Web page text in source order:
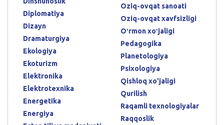
Diplomatiya
Dizayn
Dramaturgiya
Ekologiya
Ekoturizm
Elektronika
Elektrotexnika
Energetika
Energiya
Oziq-ovqat sanoati
Oziq-ovqat xavfsizligi
Oʻrmon xoʻjaligi
Pedagogika
Planetologiya
Psixologiya
Qishloq xo'jaligi
Qurilish
Raqamli texnologiyalar
Raqqoslik